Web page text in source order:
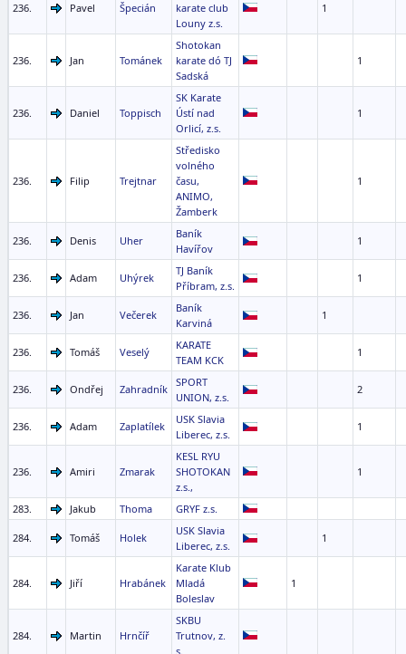
236. Pavel Špecián
karate club
Louny z.s.
1
236. Jan Tománek
Shotokan
karate dó TJ
Sadská
1
236. Daniel Toppisch
SK Karate
Ústí nad
Orlicí, z.s.
1
236. Filip Trejtnar
Středisko
volného
času,
ANIMO,
Žamberk
1
236. Denis Uher
Baník
Havířov
1
236. Adam Uhýrek
TJ Baník
Příbram, z.s.
1
236. Jan Večerek
Baník
Karviná
1
236. Tomáš Veselý
KARATE
TEAM KCK
1
236. Ondřej Zahradník
SPORT
UNION, z.s.
2
236. Adam Zaplatílek
USK Slavia
Liberec, z.s.
1
236. Amiri Zmarak
KESL RYU
SHOTOKAN
z.s.,
1
283. Jakub Thoma GRYF z.s.
284. Tomáš Holek
USK Slavia
Liberec, z.s.
1
284. Jiří Hrabánek
Karate Klub
Mladá
Boleslav
1
284. Martin Hrnčíř
SKBU
Trutnov, z.
s.